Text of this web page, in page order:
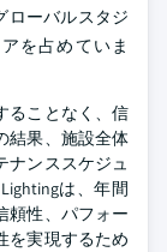
ローバルスタジ
を占めていま
ることなく、信
結果、施設全体
ナンススケジュ
は、年間
頼性、パフォー
を実現するため